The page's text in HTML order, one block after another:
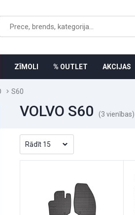
ZĪMOLI % OUTLET AKCIJAS
S60
VOLVO S60 (3 vienības)